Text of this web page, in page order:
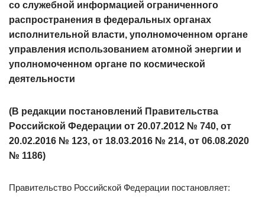
со служебной информацией ограниченного
распространения в федеральных органах
исполнительной власти, уполномоченном органе
управления использованием атомной энергии и
уполномоченном органе по космической
деятельности
(В редакции постановлений Правительства
Российской Федерации от 20.07.2012 № 740, от
20.02.2016 № 123, от 18.03.2016 № 214, от 06.08.2020
№ 1186)
Правительство Российской Федерации постановляет: